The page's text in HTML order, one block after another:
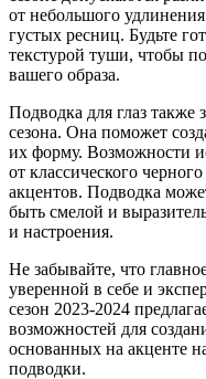
от небольшого
густых ресниц. Будьте
текстурой туши, чтобы
вашего образа.
Подводка для глаз также
сезона. Она поможет
их форму. Возможности
от классического
акцентов. Подводка
быть смелой и
и настроения.
Не забывайте, что
уверенной в себе и
сезон 2023-2024
возможностей для
основанных на акценте
подводки.